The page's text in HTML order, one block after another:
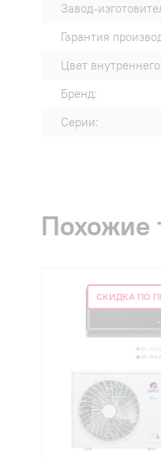
Завод-
Гарантия
Цвет
Бренд:
Серии:
Похожие
СКИДКА ПО